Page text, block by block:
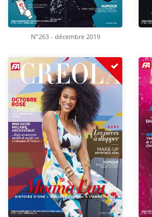
N°263 - décembre 2019